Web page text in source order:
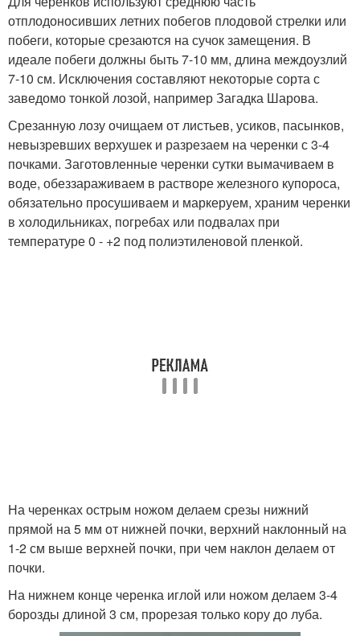
отплодоносивших летних побегов плодовой стрелки или
побеги, которые срезаются на сучок замещения. В
идеале побеги должны быть 7-10 мм, длина междоузлий
7-10 см. Исключения составляют некоторые сорта с
заведомо тонкой лозой, например Загадка Шарова.
Срезанную лозу очищаем от листьев, усиков, пасынков,
невызревших верхушек и разрезаем на черенки с 3-4
почками. Заготовленные черенки сутки вымачиваем в
воде, обеззараживаем в растворе железного купороса,
обязательно просушиваем и маркеруем, храним черенки
в холодильниках, погребах или подвалах при
температуре 0 - +2 под полиэтиленовой пленкой.
На черенках острым ножом делаем срезы нижний
прямой на 5 мм от нижней почки, верхний наклонный на
1-2 см выше верхней почки, при чем наклон делаем от
почки.
На нижнем конце черенка иглой или ножом делаем 3-4
борозды длиной 3 см, прорезая только кору до луба.